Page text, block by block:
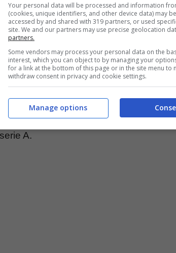
hanno i quarti di finale d’Europa
Atalanta-Fiorentina si può
soltanto dopo che tutte le altre
data del recupero è segnata al
del campionato e accende
A.
Your personal data will be processed and information
(cookies, unique identifiers, and other device data) may
accessed by and shared with 319 partners, or used
site. We and our partners may use precise geolocation
partners.
Some vendors may process your personal data on the
interest, which you can object to by managing your
for a link at the bottom of this page or in the site menu to
withdraw consent in privacy and cookie settings.
Manage options